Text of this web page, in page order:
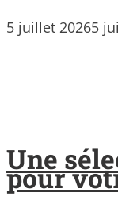
5 juillet 20265
Une
pour